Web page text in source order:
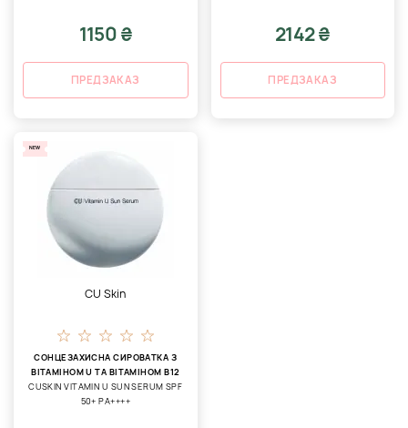
1150 ₴
ПРЕДЗАКАЗ
2142 ₴
ПРЕДЗАКАЗ
NEW
CU Skin
СОНЦЕЗАХИСНА СИРОВАТКА З
ВІТАМІНОМ U ТА ВІТАМІНОМ B12
CUSKIN VITAMIN U SUN SERUM SPF
50+ PA++++